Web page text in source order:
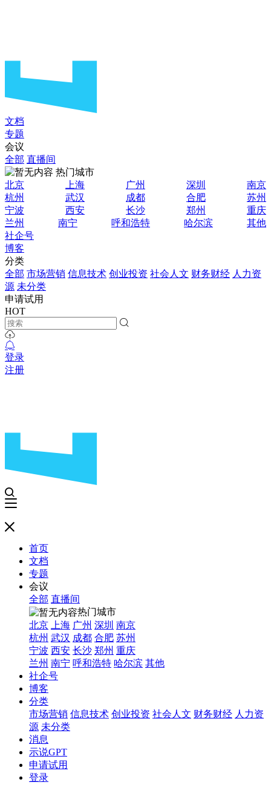
文档
专题
会议
全部 直播间
热门城市
北京
上海 广州 深圳
南京
杭州
武汉 成都 合肥
苏州
宁波
西安 长沙 郑州
重庆
兰州
南宁 呼和浩特 哈尔滨
其他
社企号
博客
分类
全部 市场营销 信息技术 创业投资 社会人文 财务财经 人力资
源 未分类
申请试用
HOT
登录
注册
首页
文档
专题
会议
全部 直播间
热门城市
北京
上海 广州 深圳 南京
杭州 武汉 成都 合肥 苏州
宁波 西安 长沙 郑州 重庆
兰州 南宁 呼和浩特 哈尔滨 其他
社企号
博客
分类
市场营销 信息技术 创业投资 社会人文 财务财经 人力资
源 未分类
消息
示说GPT
申请试用
登录